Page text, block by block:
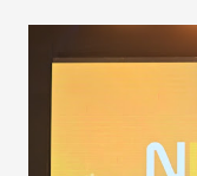
população suspeita
públicos e
epidemia comum,
aumento de casos